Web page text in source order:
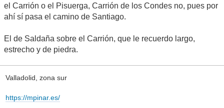
el Carrión o el Pisuerga, Carrión de los Condes no, pues por
ahí sí pasa el camino de Santiago.
El de Saldaña sobre el Carrión, que le recuerdo largo,
estrecho y de piedra.
Valladolid, zona sur
https://mpinar.es/